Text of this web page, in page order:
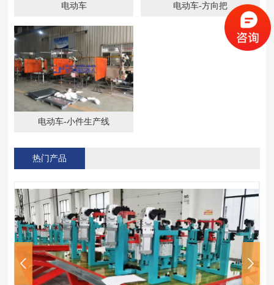
电动车 电动车-方向把
电动车-小件生产线
热门产品